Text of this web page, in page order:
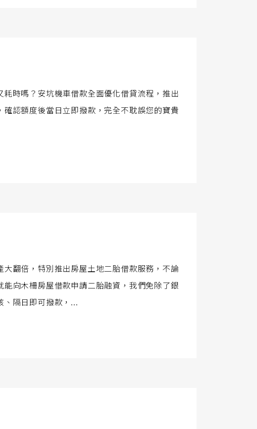
時嗎？安坑機車借款全面優化借貸流程，推出
認額度後當日立即撥款，完全不耽誤您的寶貴
翻倍，特別推出房屋土地二胎借款服務，不論
向木柵房屋借款申請二胎融資，我們免除了銀
、隔日即可撥款，...